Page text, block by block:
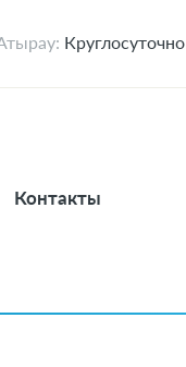
Круглосуточно
Контакты